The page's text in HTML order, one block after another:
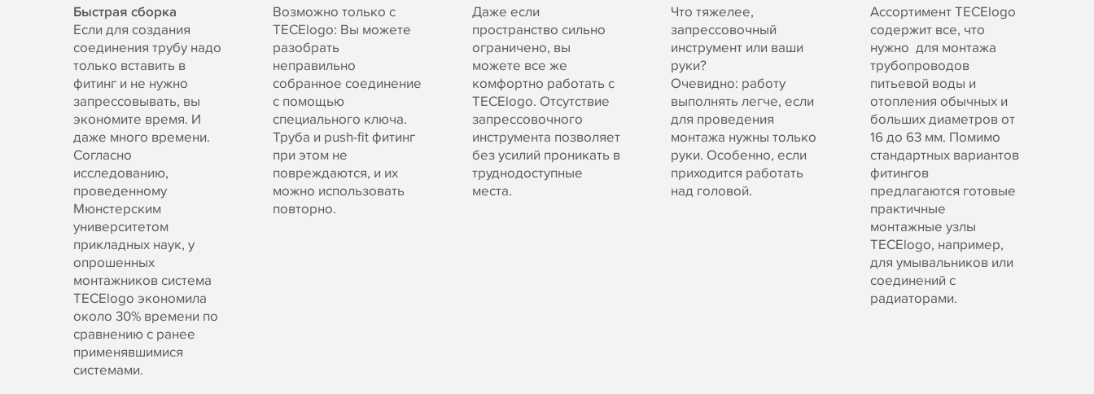
Быстрая сборка
Если для создания
соединения трубу надо
только вставить в
фитинг и не нужно
запрессовывать, вы
экономите время. И
даже много времени.
Согласно
исследованию,
проведенному
Мюнстерским
университетом
прикладных наук, у
опрошенных
монтажников система
TECElogo экономила
около 30% времени по
сравнению с ранее
применявшимися
системами.
Возможно только с
TECElogo: Вы можете
разобрать
неправильно
собранное соединение
с помощью
специального ключа.
Труба и push-fit фитинг
при этом не
повреждаются, и их
можно использовать
повторно.
Даже если
пространство сильно
ограничено, вы
можете все же
комфортно работать с
TECElogo. Отсутствие
запрессовочного
инструмента позволяет
без усилий проникать в
труднодоступные
места.
Что тяжелее,
запрессовочный
инструмент или ваши
руки?
Очевидно: работу
выполнять легче, если
для проведения
монтажа нужны только
руки. Особенно, если
приходится работать
над головой.
Ассортимент TECElogo
содержит все, что
нужно для монтажа
трубопроводов
питьевой воды и
отопления обычных и
больших диаметров от
16 до 63 мм. Помимо
стандартных вариантов
фитингов
предлагаются готовые
практичные
монтажные узлы
TECElogo, например,
для умывальников или
соединений с
радиаторами.